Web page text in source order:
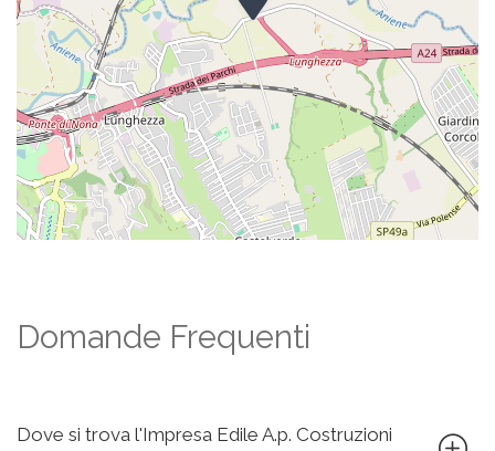
Domande Frequenti
Dove si trova l'Impresa Edile A.p. Costruzioni